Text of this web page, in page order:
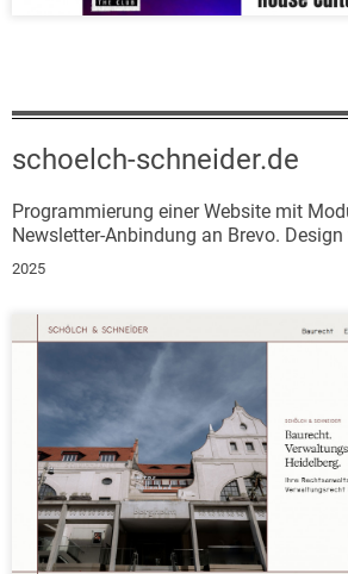
schoelch-schneider.de
Programmierung einer Website mit
Newsletter-Anbindung an Brevo.
2025